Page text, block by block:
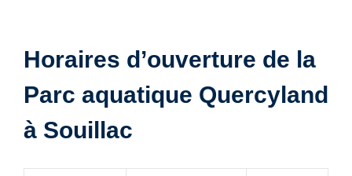
Horaires d’ouverture de la
Parc aquatique Quercyland
à Souillac